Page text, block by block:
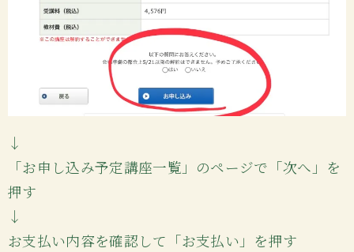
↓
「お申し込み予定講座一覧」のページで「次へ」を
押す
↓
お支払い内容を確認して「お支払い」を押す